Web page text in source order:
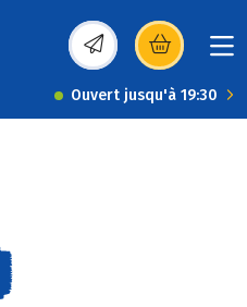
(s’ouvre dans une
Ouvert jusqu'à 19:30